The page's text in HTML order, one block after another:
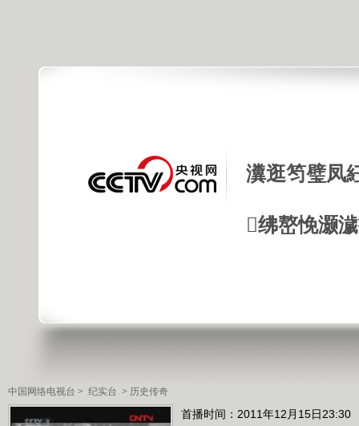
瀵逛笉璧凤
绋嶅悗灏
中国网络电视台 > 纪实台 > 历史传奇
首播时间：2011年12月15日23:30